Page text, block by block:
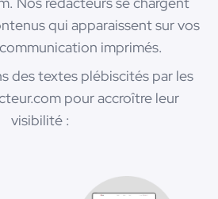
qui apparaissent sur vos
imprimés.
des textes plébiscités par les
pour accroître leur
visibilité :